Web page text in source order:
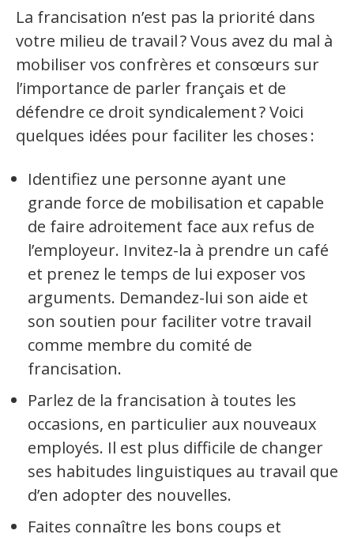
Langue du travail
Francisation de l'Administration
Recueil de bonnes pratiques
Hébergement et restauration
Plastiques et composites
Télécommunications
Aéronautique
Métallurgie
Automobile
Terminologie
Ressources terminologiques
Capsules linguistiques
La francisation n’est pas la priorité dans
votre milieu de travail ? Vous avez du mal à
mobiliser vos confrères et consœurs sur
l’importance de parler français et de
défendre ce droit syndicalement ? Voici
quelques idées pour faciliter les choses :
Identifiez une personne ayant une
grande force de mobilisation et capable
de faire adroitement face aux refus de
l’employeur. Invitez-la à prendre un café
et prenez le temps de lui exposer vos
arguments. Demandez-lui son aide et
son soutien pour faciliter votre travail
comme membre du comité de
francisation.
Parlez de la francisation à toutes les
occasions, en particulier aux nouveaux
employés. Il est plus difficile de changer
ses habitudes linguistiques au travail que
d’en adopter des nouvelles.
Faites connaître les bons coups et